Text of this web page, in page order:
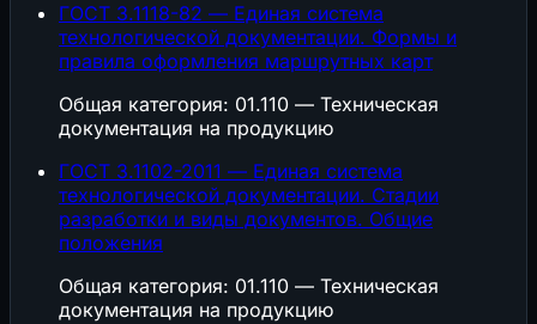
ГОСТ 3.1118-82 — Единая система
технологической документации. Формы и
правила оформления маршрутных карт
Общая категория: 01.110 — Техническая
документация на продукцию
ГОСТ 3.1102-2011 — Единая система
технологической документации. Стадии
разработки и виды документов. Общие
положения
Общая категория: 01.110 — Техническая
документация на продукцию